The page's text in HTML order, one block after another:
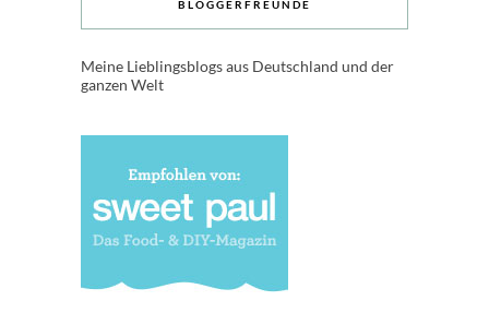
BLOGGERFREUNDE
Meine Lieblingsblogs aus Deutschland und der
ganzen Welt